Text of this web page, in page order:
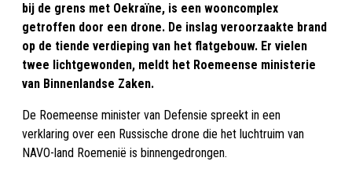
bij de grens met Oekraïne, is een wooncomplex
getroffen door een drone. De inslag veroorzaakte brand
op de tiende verdieping van het flatgebouw. Er vielen
twee lichtgewonden, meldt het Roemeense ministerie
van Binnenlandse Zaken.
De Roemeense minister van Defensie spreekt in een
verklaring over een Russische drone die het luchtruim van
NAVO-land Roemenië is binnengedrongen.